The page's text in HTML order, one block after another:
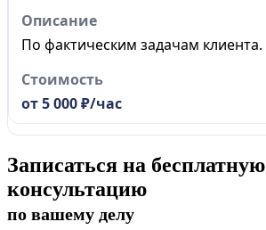
По фактическим задачам клиента.
от 5 000 ₽/час
Записаться на бесплатную
консультацию
по вашему делу